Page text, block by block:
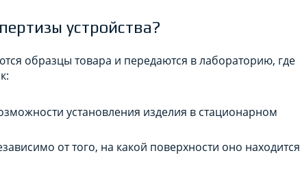
устройства?
образцы товара и передаются в лабораторию, где
установления изделия в стационарном
от того, на какой поверхности оно находится